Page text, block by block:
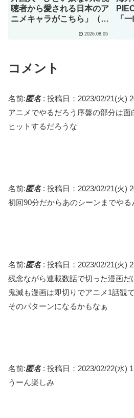
聴者から愛される日本のア
ニメキャラがこちら」（海
2026.08.05
「
ー
コメント
名前:匿名: 投稿日：2023/02/21(火)
アニメでやるだろう序盤の部分は面
ヒットするだろうな
名前:匿名: 投稿日：2023/02/21(火)
初回90分だからあのシーンまでやる
名前:匿名: 投稿日：2023/02/21(火)
残念ながら連載数話で切った漫画だ
鬼滅も漫画は即切りでアニメ1話観
そのパターンになるかもなぁ
名前:匿名: 投稿日：2023/02/22(水)
うーん楽しみ